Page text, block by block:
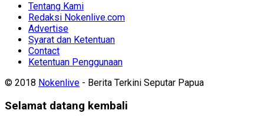
Tentang Kami
Redaksi Nokenlive.com
Advertise
Syarat dan Ketentuan
Contact
Ketentuan Penggunaan
© 2018 Nokenlive - Berita Terkini Seputar Papua
Selamat datang kembali